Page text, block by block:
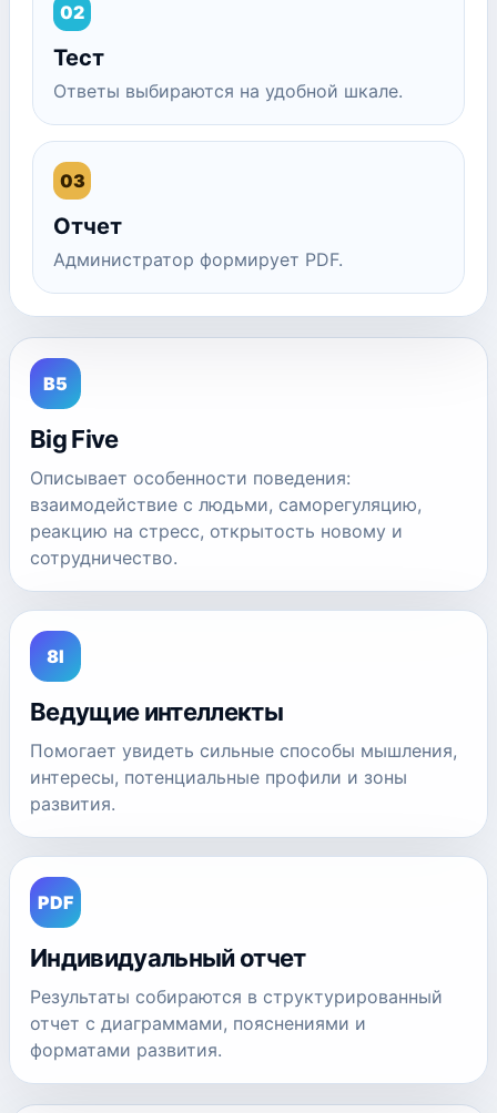
02
Тест
Ответы выбираются на удобной шкале.
03
Отчет
Администратор формирует PDF.
B5
Big Five
Описывает особенности поведения:
взаимодействие с людьми, саморегуляцию,
реакцию на стресс, открытость новому и
сотрудничество.
8I
Ведущие интеллекты
Помогает увидеть сильные способы мышления,
интересы, потенциальные профили и зоны
развития.
PDF
Индивидуальный отчет
Результаты собираются в структурированный
отчет с диаграммами, пояснениями и
форматами развития.